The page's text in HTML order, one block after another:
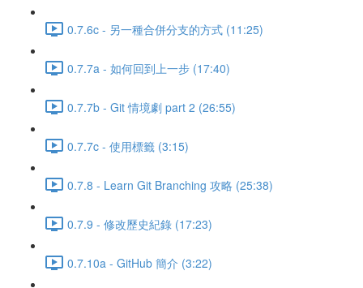
0.7.6c - 另一種合併分支的方式 (11:25)
0.7.7a - 如何回到上一步 (17:40)
0.7.7b - Git 情境劇 part 2 (26:55)
0.7.7c - 使用標籤 (3:15)
0.7.8 - Learn Git Branching 攻略 (25:38)
0.7.9 - 修改歷史紀錄 (17:23)
0.7.10a - GitHub 簡介 (3:22)